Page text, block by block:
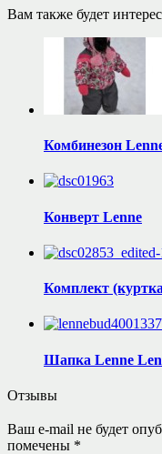
Вам также будет
Комбинезон
Конверт Lenne
Комплект
Шапка Lenne
Отзывы
Ваш e-mail не будет
помечены *